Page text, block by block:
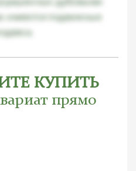
имеются подвижные
КУПИТЬ
прямо